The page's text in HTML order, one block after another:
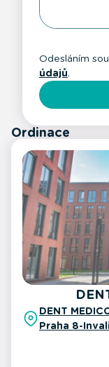
Odesláním
údajů.
Ordinace
DENT
Praha 8-